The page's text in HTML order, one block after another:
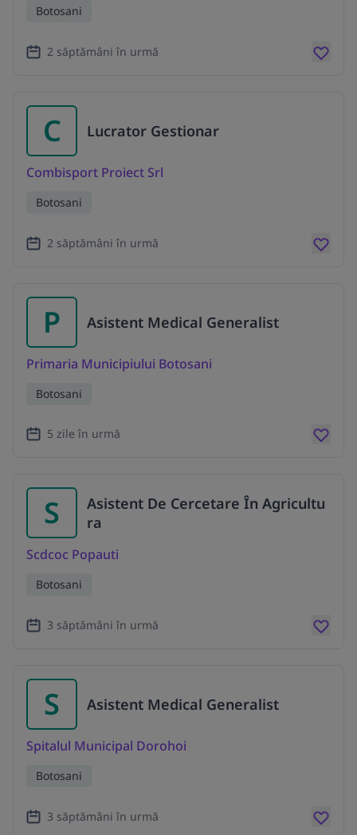
Botosani
2 săptămâni în urmă
C Lucrator Gestionar
Combisport Proiect Srl
Botosani
2 săptămâni în urmă
P Asistent Medical Generalist
Primaria Municipiului Botosani
Botosani
5 zile în urmă
S
Asistent De Cercetare În Agricultu
ra
Scdcoc Popauti
Botosani
3 săptămâni în urmă
S Asistent Medical Generalist
Spitalul Municipal Dorohoi
Botosani
3 săptămâni în urmă